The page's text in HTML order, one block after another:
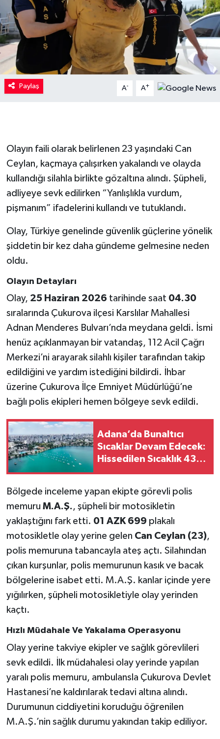
Paylaş A- A+
Olayın faili olarak belirlenen 23 yaşındaki Can
Ceylan, kaçmaya çalışırken yakalandı ve olayda
kullandığı silahla birlikte gözaltına alındı. Şüpheli,
adliyeye sevk edilirken “Yanlışlıkla vurdum,
pişmanım” ifadelerini kullandı ve tutuklandı.
Olay, Türkiye genelinde güvenlik güçlerine yönelik
şiddetin bir kez daha gündeme gelmesine neden
oldu.
Olayın Detayları
Olay, 25 Haziran 2026 tarihinde saat 04.30
sıralarında Çukurova ilçesi Karslılar Mahallesi
Adnan Menderes Bulvarı’nda meydana geldi. İsmi
henüz açıklanmayan bir vatandaş, 112 Acil Çağrı
Merkezi’ni arayarak silahlı kişiler tarafından takip
edildiğini ve yardım istediğini bildirdi. İhbar
üzerine Çukurova İlçe Emniyet Müdürlüğü’ne
bağlı polis ekipleri hemen bölgeye sevk edildi.
Adana’da Bunaltıcı
Sıcaklar Devam Edecek:
Hissedilen Sıcaklık 43
Bölgede inceleme yapan ekipte görevli polis
memuru M.A.Ş., şüpheli bir motosikletin
yaklaştığını fark etti. 01 AZK 699 plakalı
motosikletle olay yerine gelen Can Ceylan (23),
polis memuruna tabancayla ateş açtı. Silahından
çıkan kurşunlar, polis memurunun kasık ve bacak
bölgelerine isabet etti. M.A.Ş. kanlar içinde yere
yığılırken, şüpheli motosikletiyle olay yerinden
kaçtı.
Hızlı Müdahale Ve Yakalama Operasyonu
Olay yerine takviye ekipler ve sağlık görevlileri
sevk edildi. İlk müdahalesi olay yerinde yapılan
yaralı polis memuru, ambulansla Çukurova Devlet
Hastanesi’ne kaldırılarak tedavi altına alındı.
Durumunun ciddiyetini koruduğu öğrenilen
M.A.Ş.’nin sağlık durumu yakından takip ediliyor.